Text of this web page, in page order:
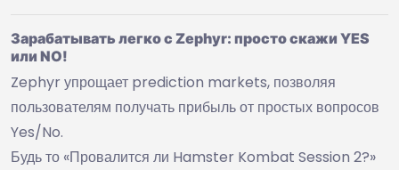
Зарабатывать легко с Zephyr: просто скажи YES
или NO!
Zephyr упрощает prediction markets, позволяя
пользователям получать прибыль от простых вопросов
Yes/No.
Будь то «Провалится ли Hamster Kombat Session 2?»